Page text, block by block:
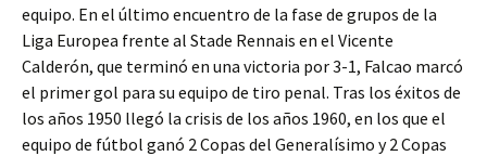
equipo. En el último encuentro de la fase de grupos de la
Liga Europea frente al Stade Rennais en el Vicente
Calderón, que terminó en una victoria por 3-1, Falcao marcó
el primer gol para su equipo de tiro penal. Tras los éxitos de
los años 1950 llegó la crisis de los años 1960, en los que el
equipo de fútbol ganó 2 Copas del Generalísimo y 2 Copas